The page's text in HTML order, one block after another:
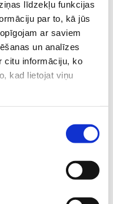
līdzekļu funkcijas
par to, kā jūs
ar saviem
un analīzes
citu informāciju, ko
kad lietojat viņu
par Freemore